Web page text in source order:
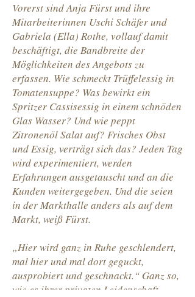
Vorerst sind Anja Fürst und ihre
Mitarbeiterinnen Uschi Schäfer und
Gabriela (Ella) Rothe, vollauf damit
beschäftigt, die Bandbreite der
Möglichkeiten des Angebots zu
erfassen. Wie schmeckt Trüffelessig in
Tomatensuppe? Was bewirkt ein
Spritzer Cassisessig in einem schnöden
Glas Wasser? Und wie peppt
Zitronenöl Salat auf? Frisches Obst
und Essig, verträgt sich das? Jeden Tag
wird experimentiert, werden
Erfahrungen ausgetauscht und an die
Kunden weitergegeben. Und die seien
in der Markthalle anders als auf dem
Markt, weiß Fürst.
„Hier wird ganz in Ruhe geschlendert,
mal hier und mal dort geguckt,
ausprobiert und geschnackt.“ Ganz so,
wie es ihrer privaten Leidenschaft